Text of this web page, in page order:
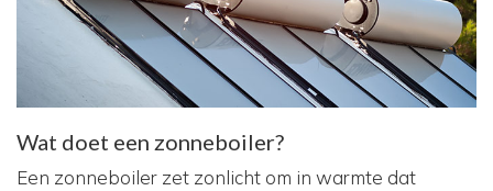
Wat doet een zonneboiler?
Een zonneboiler zet zonlicht om in warmte dat